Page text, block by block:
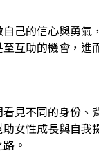
己的信心與勇氣
互助的機會，進
見不同的身份、
女性成長與自我
。